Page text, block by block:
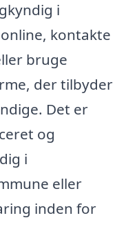
i
kontakte
bruge
der tilbyder
Det er
og
i
eller
inden for